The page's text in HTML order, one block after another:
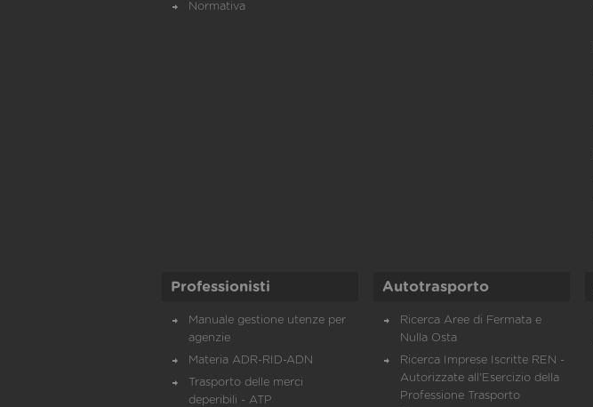
Normativa
Professionisti
Manuale gestione utenze per
agenzie
Materia ADR-RID-ADN
Trasporto delle merci
deperibili - ATP
Autotrasporto
Ricerca Aree di Fermata e
Nulla Osta
Ricerca Imprese Iscritte REN -
Autorizzate all'Esercizio della
Professione Trasporto